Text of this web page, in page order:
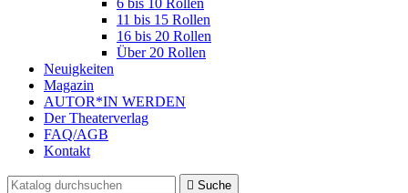
6 bis 10 Rollen
11 bis 15 Rollen
16 bis 20 Rollen
Über 20 Rollen
Neuigkeiten
Magazin
AUTOR*IN WERDEN
Der Theaterverlag
FAQ/AGB
Kontakt
 Suche